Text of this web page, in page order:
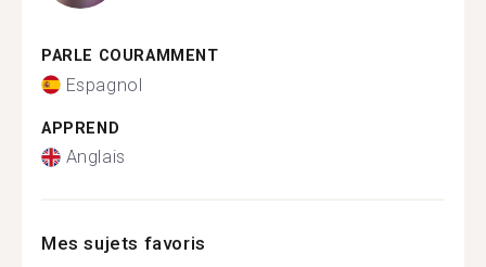
PARLE COURAMMENT
Espagnol
APPREND
Anglais
Mes sujets favoris